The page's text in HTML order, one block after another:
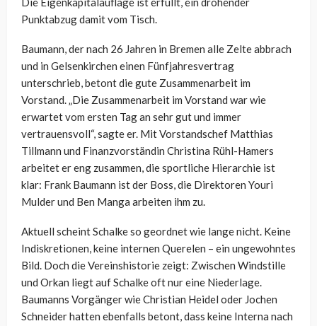
Punktabzug damit vom Tisch.
Baumann, der nach 26 Jahren in Bremen alle Zelte abbrach
und in Gelsenkirchen einen Fünfjahresvertrag
unterschrieb, betont die gute Zusammenarbeit im
Vorstand. „Die Zusammenarbeit im Vorstand war wie
erwartet vom ersten Tag an sehr gut und immer
vertrauensvoll“, sagte er. Mit Vorstandschef Matthias
Tillmann und Finanzvorständin Christina Rühl-Hamers
arbeitet er eng zusammen, die sportliche Hierarchie ist
klar: Frank Baumann ist der Boss, die Direktoren Youri
Mulder und Ben Manga arbeiten ihm zu.
Aktuell scheint Schalke so geordnet wie lange nicht. Keine
Indiskretionen, keine internen Querelen – ein ungewohntes
Bild. Doch die Vereinshistorie zeigt: Zwischen Windstille
und Orkan liegt auf Schalke oft nur eine Niederlage.
Baumanns Vorgänger wie Christian Heidel oder Jochen
Schneider hatten ebenfalls betont, dass keine Interna nach